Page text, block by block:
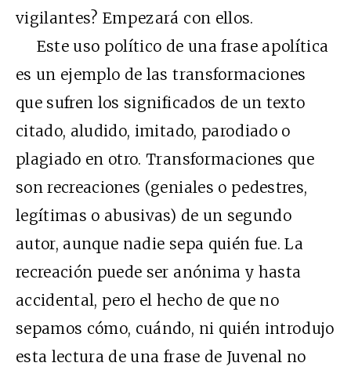
vigilantes? Empezará con ellos.
Este uso político de una frase apolítica
es un ejemplo de las transformaciones
que sufren los significados de un texto
citado, aludido, imitado, parodiado o
plagiado en otro. Transformaciones que
son recreaciones (geniales o pedestres,
legítimas o abusivas) de un segundo
autor, aunque nadie sepa quién fue. La
recreación puede ser anónima y hasta
accidental, pero el hecho de que no
sepamos cómo, cuándo, ni quién introdujo
esta lectura de una frase de Juvenal no